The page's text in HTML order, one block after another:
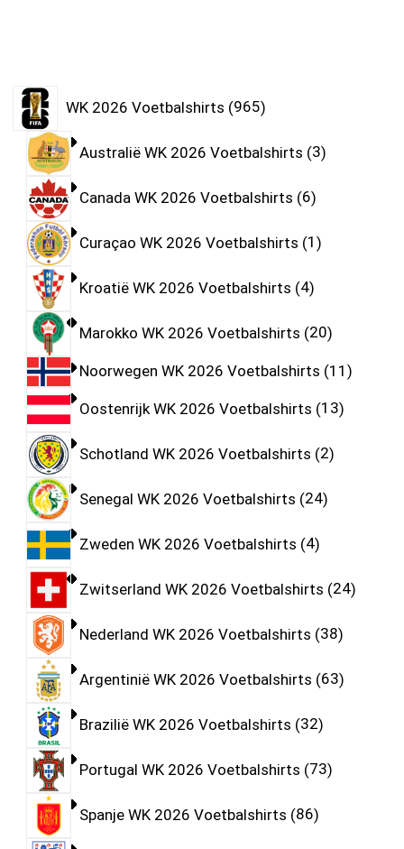
WK 2026 Voetbalshirts 965
Australië WK 2026 Voetbalshirts 3
Canada WK 2026 Voetbalshirts 6
Curaçao WK 2026 Voetbalshirts 1
Kroatië WK 2026 Voetbalshirts 4
Marokko WK 2026 Voetbalshirts 20
Noorwegen WK 2026 Voetbalshirts 11
Oostenrijk WK 2026 Voetbalshirts 13
Schotland WK 2026 Voetbalshirts 2
Senegal WK 2026 Voetbalshirts 24
Zweden WK 2026 Voetbalshirts 4
Zwitserland WK 2026 Voetbalshirts 24
Nederland WK 2026 Voetbalshirts 38
Argentinië WK 2026 Voetbalshirts 63
Brazilië WK 2026 Voetbalshirts 32
Portugal WK 2026 Voetbalshirts 73
Spanje WK 2026 Voetbalshirts 86